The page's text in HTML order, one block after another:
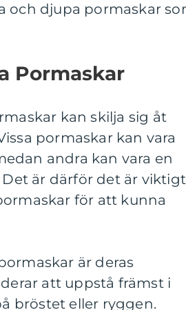
och djupa pormaskar
Pormaskar
kan skilja sig åt
pormaskar kan vara
andra kan vara en
är därför det är viktigt
för att kunna
är deras
att uppstå främst i
bröstet eller ryggen.